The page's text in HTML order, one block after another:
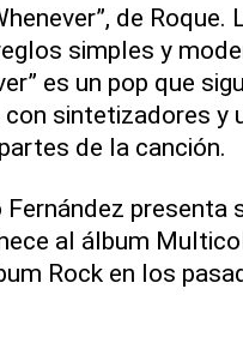
de
simples y
es un pop que
sintetizadores y
de la canción.
presenta
al álbum
Rock en los